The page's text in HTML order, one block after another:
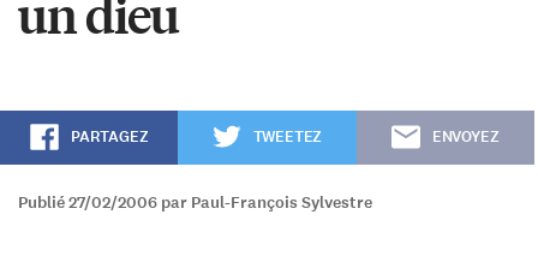
un dieu
PARTAGEZ TWEETEZ ENVOYEZ
Publié 27/02/2006 par Paul-François Sylvestre